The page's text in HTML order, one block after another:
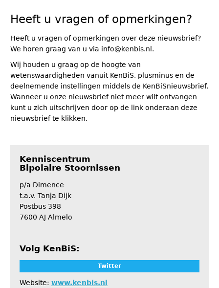
Heeft u vragen of opmerkingen?
Heeft u vragen of opmerkingen over deze nieuwsbrief?
We horen graag van u via info@kenbis.nl.
Wij houden u graag op de hoogte van
wetenswaardigheden vanuit KenBiS, plusminus en de
deelnemende instellingen middels de KenBiSnieuwsbrief.
Wanneer u onze nieuwsbrief niet meer wilt ontvangen
kunt u zich uitschrijven door op de link onderaan deze
nieuwsbrief te klikken.
Kenniscentrum
Bipolaire Stoornissen
p/a Dimence
t.a.v. Tanja Dijk
Postbus 398
7600 AJ Almelo
Volg KenBiS:
Twitter
Website: www.kenbis.nl